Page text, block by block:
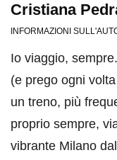
Cristiana
INFORMAZIONI
Io viaggio,
(e prego ogni
un treno, più
proprio sempre,
vibrante Milano